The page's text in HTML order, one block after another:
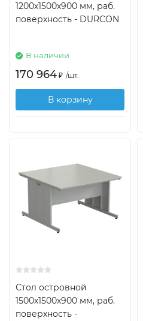
1200х1500х900 мм, раб.
поверхность - DURCON
В наличии
170 964 ₽ /шт.
В корзину
Стол островной
1500х1500х900 мм, раб.
поверхность -